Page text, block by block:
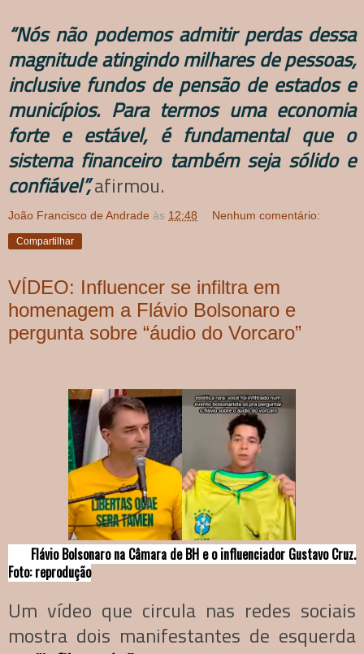
“Nós não podemos admitir perdas dessa
magnitude atingindo milhares de pessoas,
inclusive fundos de pensão de estados e
municípios. Para termos uma economia
forte e estável, é fundamental que o
sistema financeiro também seja sólido e
confiável”,afirmou.
João Francisco de Andrade às 12:48 Nenhum comentário:
Compartilhar
VÍDEO: Influencer se infiltra em
homenagem a Flávio Bolsonaro e
pergunta sobre “áudio do Vorcaro”
Flávio Bolsonaro na Câmara de BH e o influenciador Gustavo Cruz.
Foto: reprodução
Um vídeo que circula nas redes sociais
mostra dois manifestantes de esquerda